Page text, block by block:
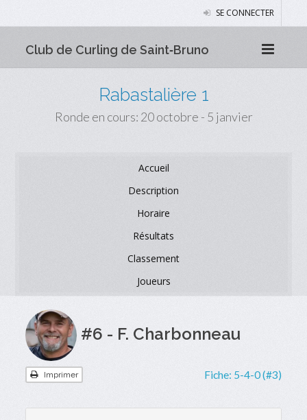
SE CONNECTER
Club de Curling de Saint‑Bruno
Rabastalière 1
Ronde en cours: 20 octobre - 5 janvier
Accueil
Description
Horaire
Résultats
Classement
Joueurs
#6 - F. Charbonneau
Imprimer Fiche: 5-4-0 (#3)